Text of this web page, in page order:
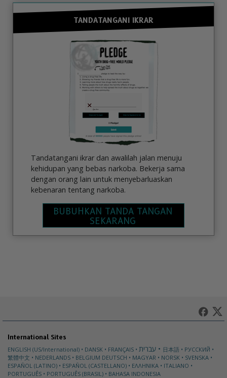
TANDATANGANI IKRAR
Tandatangani ikrar dan awalilah jalan menuju
kehidupan yang bebas narkoba. Bekerja sama
dengan orang lain untuk menyebarluaskan
kebenaran tentang narkoba.
BUBUHKAN TANDA TANGAN
SEKARANG
International Sites
ENGLISH (US/International)
DANSK FRANÇAIS עברית 日本語
РУССКИЙ
繁體中文
NEDERLANDS BELGIUM DEUTSCH MAGYAR NORSK
SVENSKA
ESPAÑOL (LATINO)
ESPAÑOL (CASTELLANO) ΕΛΛΗΝΙΚA
ITALIANO
PORTUGUÊS
PORTUGUÊS (BRASIL) BAHASA INDONESIA